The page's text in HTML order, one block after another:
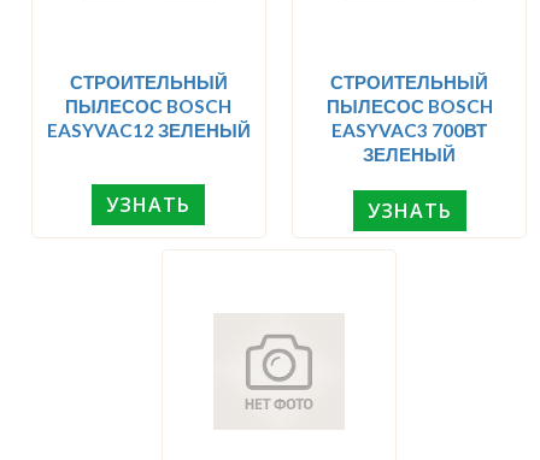
СТРОИТЕЛЬНЫЙ
ПЫЛЕСОС BOSCH
EASYVAC12 ЗЕЛЕНЫЙ
УЗНАТЬ
СТРОИТЕЛЬНЫЙ
ПЫЛЕСОС BOSCH
EASYVAC3 700ВТ
ЗЕЛЕНЫЙ
УЗНАТЬ